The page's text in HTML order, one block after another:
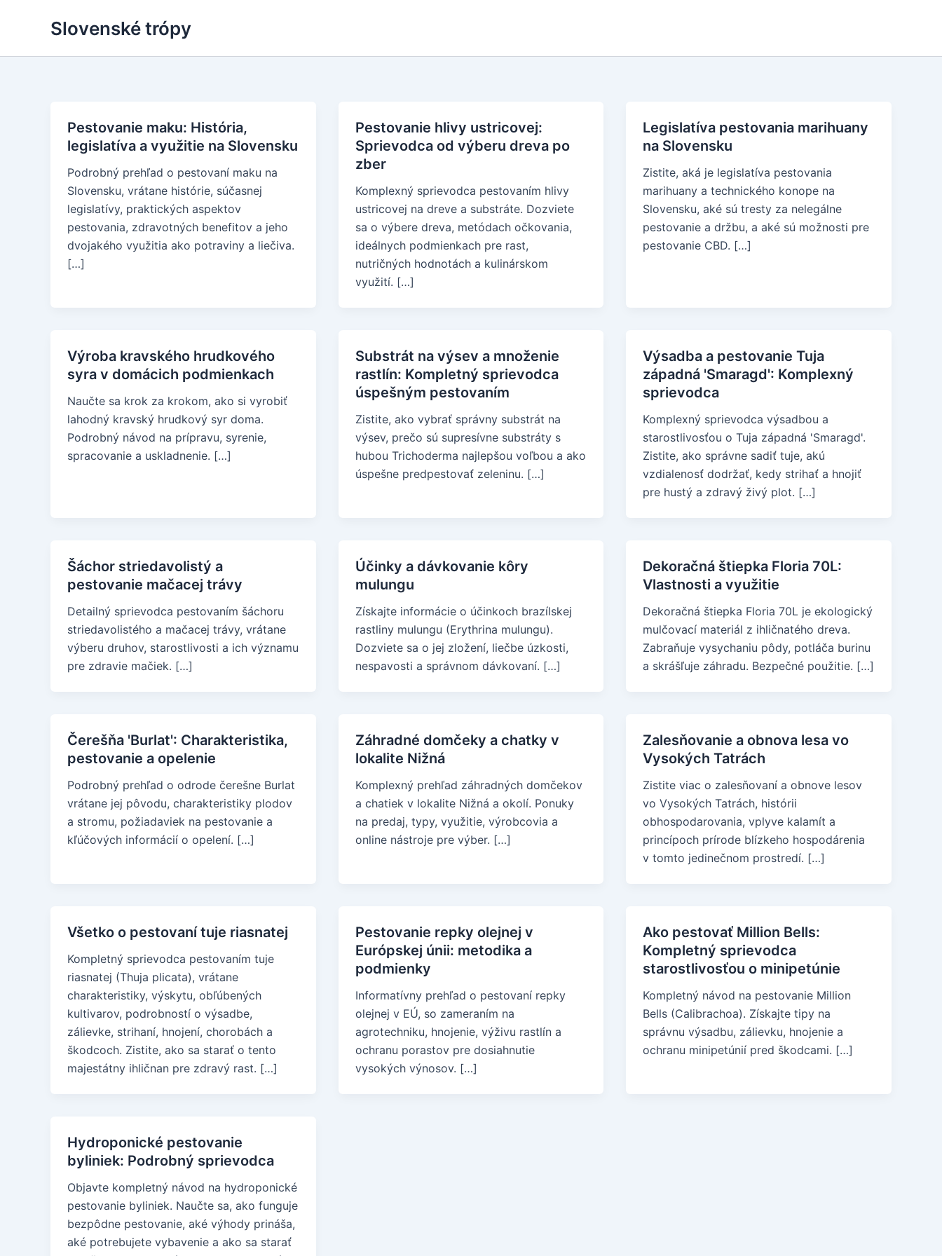
Slovenské trópy
Pestovanie maku: História,
legislatíva a využitie na Slovensku
Podrobný prehľad o pestovaní maku na
Slovensku, vrátane histórie, súčasnej
legislatívy, praktických aspektov
pestovania, zdravotných benefitov a jeho
dvojakého využitia ako potraviny a liečiva.
[…]
Pestovanie hlivy ustricovej:
Sprievodca od výberu dreva po
zber
Komplexný sprievodca pestovaním hlivy
ustricovej na dreve a substráte. Dozviete
sa o výbere dreva, metódach očkovania,
ideálnych podmienkach pre rast,
nutričných hodnotách a kulinárskom
využití. […]
Legislatíva pestovania marihuany
na Slovensku
Zistite, aká je legislatíva pestovania
marihuany a technického konope na
Slovensku, aké sú tresty za nelegálne
pestovanie a držbu, a aké sú možnosti pre
pestovanie CBD. […]
Výroba kravského hrudkového
syra v domácich podmienkach
Naučte sa krok za krokom, ako si vyrobiť
lahodný kravský hrudkový syr doma.
Podrobný návod na prípravu, syrenie,
spracovanie a uskladnenie. […]
Substrát na výsev a množenie
rastlín: Kompletný sprievodca
úspešným pestovaním
Zistite, ako vybrať správny substrát na
výsev, prečo sú supresívne substráty s
hubou Trichoderma najlepšou voľbou a ako
úspešne predpestovať zeleninu. […]
Výsadba a pestovanie Tuja
západná 'Smaragd': Komplexný
sprievodca
Komplexný sprievodca výsadbou a
starostlivosťou o Tuja západná 'Smaragd'.
Zistite, ako správne sadiť tuje, akú
vzdialenosť dodržať, kedy strihať a hnojiť
pre hustý a zdravý živý plot. […]
Šáchor striedavolistý a
pestovanie mačacej trávy
Detailný sprievodca pestovaním šáchoru
striedavolistého a mačacej trávy, vrátane
výberu druhov, starostlivosti a ich významu
pre zdravie mačiek. […]
Účinky a dávkovanie kôry
mulungu
Získajte informácie o účinkoch brazílskej
rastliny mulungu (Erythrina mulungu).
Dozviete sa o jej zložení, liečbe úzkosti,
nespavosti a správnom dávkovaní. […]
Dekoračná štiepka Floria 70L:
Vlastnosti a využitie
Dekoračná štiepka Floria 70L je ekologický
mulčovací materiál z ihličnatého dreva.
Zabraňuje vysychaniu pôdy, potláča burinu
a skrášľuje záhradu. Bezpečné použitie. […]
Čerešňa 'Burlat': Charakteristika,
pestovanie a opelenie
Podrobný prehľad o odrode čerešne Burlat
vrátane jej pôvodu, charakteristiky plodov
a stromu, požiadaviek na pestovanie a
kľúčových informácií o opelení. […]
Záhradné domčeky a chatky v
lokalite Nižná
Komplexný prehľad záhradných domčekov
a chatiek v lokalite Nižná a okolí. Ponuky
na predaj, typy, využitie, výrobcovia a
online nástroje pre výber. […]
Zalesňovanie a obnova lesa vo
Vysokých Tatrách
Zistite viac o zalesňovaní a obnove lesov
vo Vysokých Tatrách, histórii
obhospodarovania, vplyve kalamít a
princípoch prírode blízkeho hospodárenia
v tomto jedinečnom prostredí. […]
Všetko o pestovaní tuje riasnatej
Kompletný sprievodca pestovaním tuje
riasnatej (Thuja plicata), vrátane
charakteristiky, výskytu, obľúbených
kultivarov, podrobností o výsadbe,
zálievke, strihaní, hnojení, chorobách a
škodcoch. Zistite, ako sa starať o tento
majestátny ihličnan pre zdravý rast. […]
Pestovanie repky olejnej v
Európskej únii: metodika a
podmienky
Informatívny prehľad o pestovaní repky
olejnej v EÚ, so zameraním na
agrotechniku, hnojenie, výživu rastlín a
ochranu porastov pre dosiahnutie
vysokých výnosov. […]
Ako pestovať Million Bells:
Kompletný sprievodca
starostlivosťou o minipetúnie
Kompletný návod na pestovanie Million
Bells (Calibrachoa). Získajte tipy na
správnu výsadbu, zálievku, hnojenie a
ochranu minipetúnií pred škodcami. […]
Hydroponické pestovanie
byliniek: Podrobný sprievodca
Objavte kompletný návod na hydroponické
pestovanie byliniek. Naučte sa, ako funguje
bezpôdne pestovanie, aké výhody prináša,
aké potrebujete vybavenie a ako sa starať